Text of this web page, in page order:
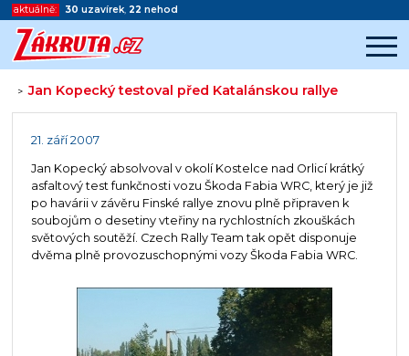
aktuálně: 30 uzavírek, 22 nehod
>Jan Kopecký testoval před Katalánskou rallye
Začátek reklamy
21. září 2007
Jan Kopecký absolvoval v okolí Kostelce nad Orlicí krátký
asfaltový test funkčnosti vozu Škoda Fabia WRC, který je již
po havárii v závěru Finské rallye znovu plně připraven k
soubojům o desetiny vteřiny na rychlostních zkouškách
světových soutěží. Czech Rally Team tak opět disponuje
dvěma plně provozuschopnými vozy Škoda Fabia WRC.